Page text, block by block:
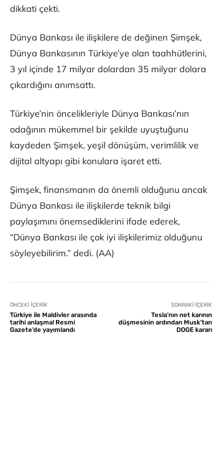
dikkati çekti.
Dünya Bankası ile ilişkilere de değinen Şimşek,
Dünya Bankasının Türkiye’ye olan taahhütlerini,
3 yıl içinde 17 milyar dolardan 35 milyar dolara
çıkardığını anımsattı.
Türkiye’nin öncelikleriyle Dünya Bankası’nın
odağının mükemmel bir şekilde uyuştuğunu
kaydeden Şimşek, yeşil dönüşüm, verimlilik ve
dijital altyapı gibi konulara işaret etti.
Şimşek, finansmanın da önemli olduğunu ancak
Dünya Bankası ile ilişkilerde teknik bilgi
paylaşımını önemsediklerini ifade ederek,
“Dünya Bankası ile çok iyi ilişkilerimiz olduğunu
söyleyebilirim.” dedi. (AA)
ÖNCEKI İÇERIK
Türkiye ile Maldivler arasında
tarihi anlaşma! Resmi
Gazete’de yayımlandı
SONRAKI İÇERIK
Tesla’nın net karının
düşmesinin ardından Musk’tan
DOGE kararı